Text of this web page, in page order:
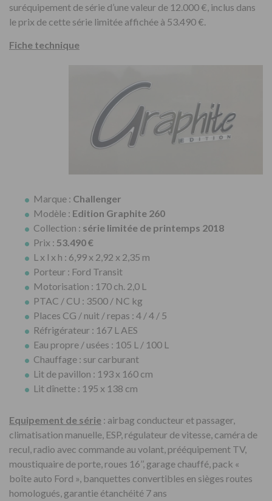
suréquipement de série d’une valeur de 12.000 €, inclus dans
le prix de cette série limitée affichée à 53.490 €.
Fiche technique
Marque : Challenger
Modèle : Edition Graphite 260
Collection : série limitée de printemps 2018
Prix : 53.490 €
L x l x h : 6,99 x 2,92 x 2,35 m
Porteur : Ford Transit
Motorisation : 170 ch. 2,0 L
PTAC / CU : 3500 / NC kg
Places CG / nuit / repas : 4 / 4 / 5
Réfrigérateur : 167 L AES
Eau propre / usées : 105 L / 100 L
Chauffage : sur carburant
Lit de pavillon : 193 x 160 cm
Lit dînette : 195 x 138 cm
Equipement de série : airbag conducteur et passager,
climatisation manuelle, ESP, régulateur de vitesse, caméra de
recul, radio avec commande au volant, prééquipement TV,
moustiquaire de porte, roues 16’’, garage chauffé, pack «
boîte auto Ford », banquettes convertibles en sièges routes
homologués, garantie étanchéité 7 ans